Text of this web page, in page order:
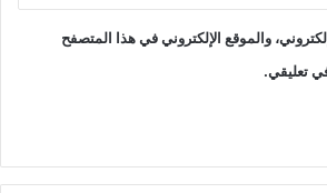
والموقع الإلكتروني في هذا المتصفح
تعليقي.